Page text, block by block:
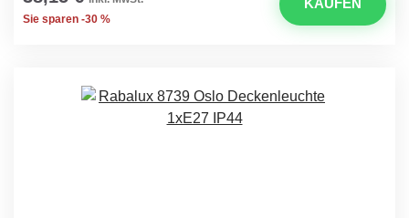
Sie sparen -30 %
KAUFEN